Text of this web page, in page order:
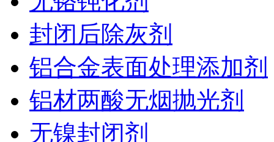
封闭后除灰剂
铝合金表面处理添加剂
铝材两酸无烟抛光剂
无镍封闭剂